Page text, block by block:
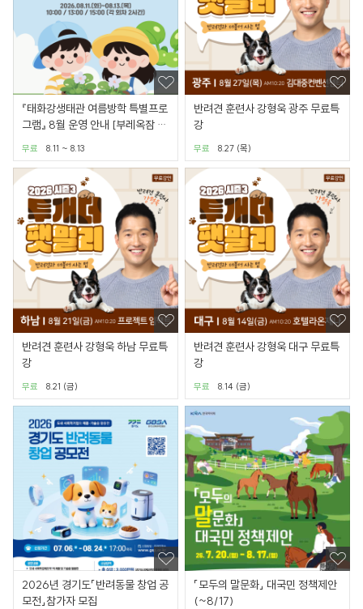
『태화강생태관 여름방학 특별프로
그램』 8월 운영 안내 [부레옥잠 키
8.11 ~ 8.13
무료
반려견 훈련사 강형욱 광주 무료특
강
8.27 (목)
무료
반려견 훈련사 강형욱 하남 무료특
강
8.21 (금)
무료
반려견 훈련사 강형욱 대구 무료특
강
8.14 (금)
무료
2026년 경기도「반려동물 창업 공
모전」참가자 모집
「모두의 말문화」 대국민 정책제안
(~8/17)